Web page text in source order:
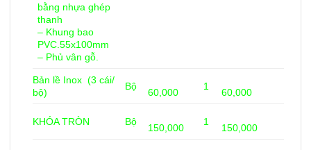
bằng nhựa ghép
thanh
– Khung bao
PVC.55x100mm
– Phủ vân gỗ.
Bản lề Inox (3 cái/
bộ)
Bộ
60,000
1
60,000
KHÓA TRÒN Bộ
150,000
1
150,000